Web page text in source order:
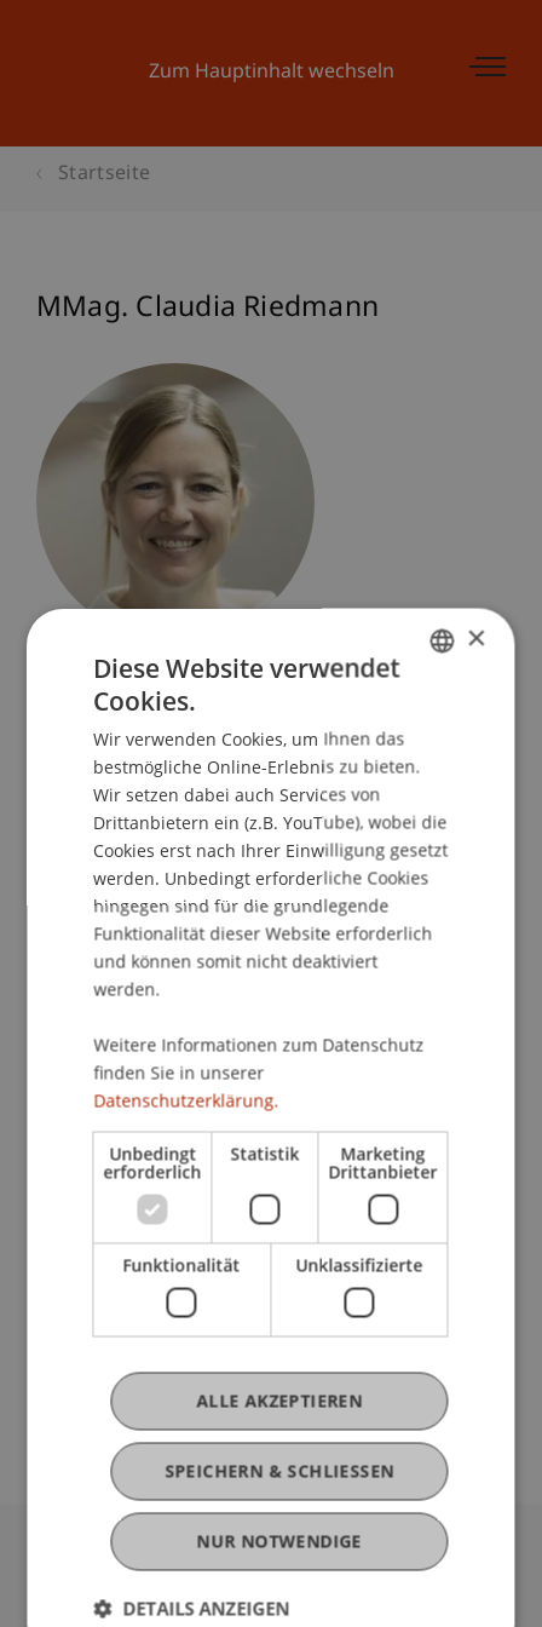
Zum Hauptinhalt wechseln
Startseite
MMag. Claudia Riedmann
Senior Scientist und Transfer Manager
Dekanat Liechtenstein Business School
Universität Liechtenstein
Fürst-Franz-Josef-Strasse
9490 Vaduz
Liechtenstein
T. +423 265 1205
claudia.riedmann@uni.li
Derzeitige Tätigkeit
Ausbildung
Universität Liechtenstein
Fürst-Franz-Josef-Strasse
×
Diese Website verwendet
Cookies.
Wir verwenden Cookies, um Ihnen das
bestmögliche Online-Erlebnis zu bieten.
Wir setzen dabei auch Services von
Drittanbietern ein (z.B. YouTube), wobei die
Cookies erst nach Ihrer Einwilligung gesetzt
werden. Unbedingt erforderliche Cookies
hingegen sind für die grundlegende
Funktionalität dieser Website erforderlich
und können somit nicht deaktiviert
werden.
Weitere Informationen zum Datenschutz
finden Sie in unserer
Datenschutzerklärung.
Unbedingt
erforderlich
Statistik Marketing
Drittanbieter
Funktionalität Unklassifizierte
SPEICHERN & SCHLIESSEN
ALLE AKZEPTIEREN
NUR NOTWENDIGE
DETAILS ANZEIGEN